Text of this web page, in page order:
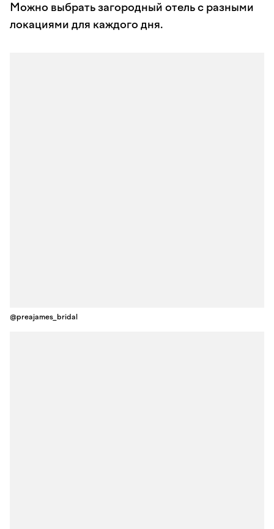
Можно выбрать загородный отель с разными
локациями для каждого дня.
@preajames_bridal